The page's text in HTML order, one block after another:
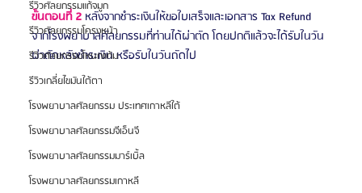
รีวิวศัลยกรรมแก้จมูก
รีวิวศัลยกรรมโครงหน้า
รีวิวศัลยกรรมโหนกแก้ม
รีวิวเกลี่ยไขมันใต้ตา
โรงพยาบาลศัลยกรรม ประเทศเกาหลีใต้
โรงพยาบาลศัลยกรรมจีเอ็นจี
โรงพยาบาลศัลยกรรมมาร์เบิ้ล
โรงพยาบาลศัลยกรรมเกาหลี
ขั้นตอนที่ 2 หลังจากชำระเงินให้ขอใบเสร็จและเอกสาร Tax Refund
จากโรงพยาบาลศัลยกรรมที่ท่านได้ผ่าตัด โดยปกติแล้วจะได้รับในวัน
ผ่าตัดหลังชำระเงิน หรือรับในวันถัดไป